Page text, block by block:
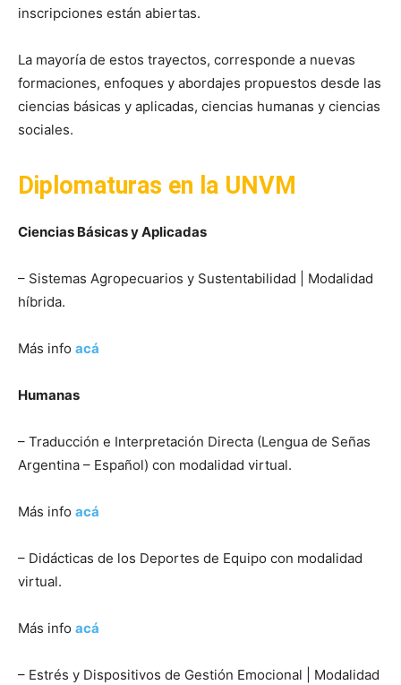
inscripciones están abiertas.
La mayoría de estos trayectos, corresponde a nuevas
formaciones, enfoques y abordajes propuestos desde las
ciencias básicas y aplicadas, ciencias humanas y ciencias
sociales.
Diplomaturas en la UNVM
Ciencias Básicas y Aplicadas
– Sistemas Agropecuarios y Sustentabilidad | Modalidad
híbrida.
Más info acá
Humanas
– Traducción e Interpretación Directa (Lengua de Señas
Argentina – Español) con modalidad virtual.
Más info acá
– Didácticas de los Deportes de Equipo con modalidad
virtual.
Más info acá
– Estrés y Dispositivos de Gestión Emocional | Modalidad